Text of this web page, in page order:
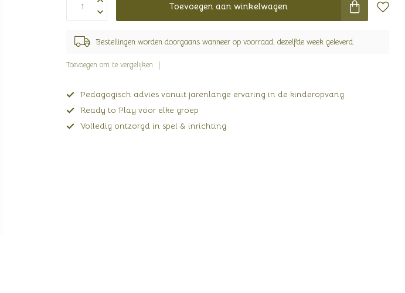
Toevoegen aan winkelwagen
Bestellingen worden doorgaans wanneer op voorraad, dezelfde week geleverd.
Toevoegen om te vergelijken
Pedagogisch advies vanuit jarenlange ervaring in de kinderopvang
Ready to Play voor elke groep
Volledig ontzorgd in spel & inrichting